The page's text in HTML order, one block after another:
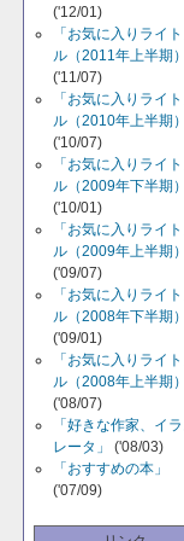
('12/01)
「お気に入りライ
ル（2011年上半期）
('11/07)
「お気に入りライ
ル（2010年上半期）
('10/07)
「お気に入りライ
ル（2009年下半期）
('10/01)
「お気に入りライ
ル（2009年上半期）
('09/07)
「お気に入りライ
ル（2008年下半期）
('09/01)
「お気に入りライ
ル（2008年上半期）
('08/07)
「好きな作家、イ
レータ」
('08/03)
「おすすめの本」
('07/09)